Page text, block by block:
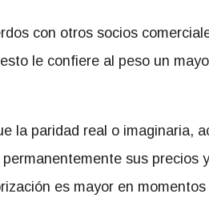
con otros socios
le confiere al peso un
la paridad real o imaginaria,
sus precios
es mayor en